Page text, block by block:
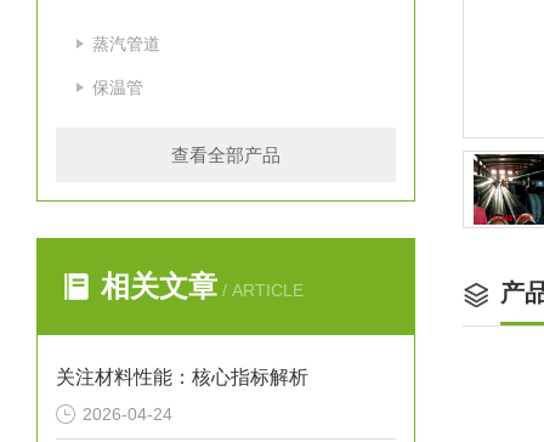
蒸汽管道
保温管
查看全部产品
相关文章 / ARTICLE
关注材料性能：核心指标解析
2026-04-24
产